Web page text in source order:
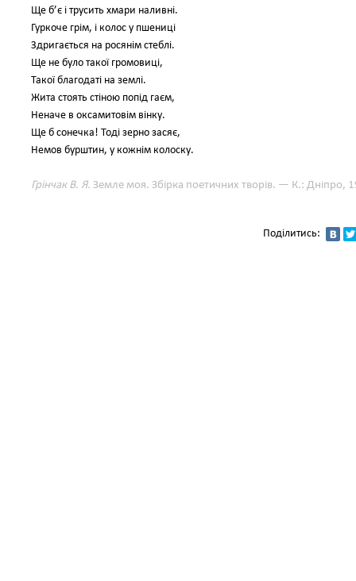
Ще б’є і трусить хмари наливні.
Гуркоче грім, і колос у пшениці
Здригається на росянім стеблі.
Ще не було такої громовиці,
Такої благодаті на землі.
Жита стоять стіною попід гаєм,
Неначе в оксамитовім вінку.
Ще б сонечка! Тоді зерно засяє,
Немов бурштин, у кожнім колоску.
Грінчак В. Я. Земле моя. Збірка поетичних творів. — К.: Дніпро,
Поділитись: